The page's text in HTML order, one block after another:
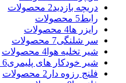
دریچه بازدید2 محصولات
رابط5 محصولات
رایزر ها4 محصولات
سر شلنگی7 محصولات
شیر تخلیه هوا 4 محصولات
شیر خودکار های پلیمری6 محصولات
فلنج رزوه دار 2 محصولات